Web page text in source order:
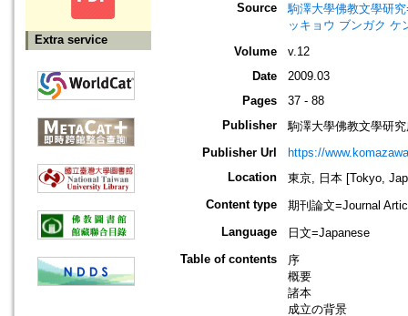
Extra service
Source
駒澤大學佛教文學研
ッキョウ ブンガク ケ
Volume
v.12
Date
2009.03
Pages
37 - 88
Publisher
駒澤大學佛教文學研
Publisher Url
https://
Location
東京, 日本 [Tokyo,
Content type
期刊論文=Journal
Language
日文=Japanese
Table of contents
序
概要
諸本
成立の背景